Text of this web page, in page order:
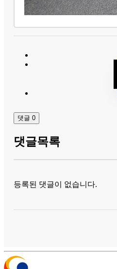
댓글 0
댓글목록
등록된 댓글이 없습니다.